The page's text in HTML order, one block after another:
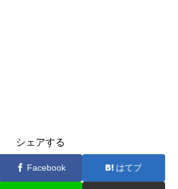
シェアする
Facebook はてブ